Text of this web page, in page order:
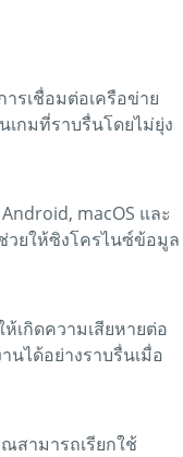
รเชื่อมต่อเครือข่าย
เกมที่ราบรื่นโดยไม่ยุ่ง
macOS และ
วยให้ซิงโครไนซ์ข้อมูล
เกิดความเสียหายต่อ
ได้อย่างราบรื่นเมื่อ
สามารถเรียกใช้